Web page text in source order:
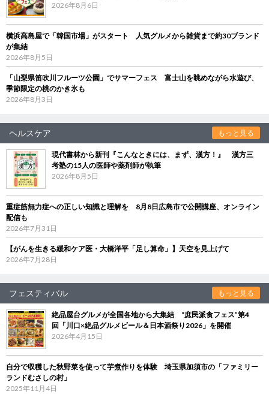
2026年8月6日
横浜高島屋で「韓国市場」がスタート 人気グルメから雑貨まで約30ブランド
が集結
2026年8月5日
「山梨県笛吹川フルーツ公園」でサマーフェス 富士山を眺めながら水遊び、
季節限定の桃のかき氷も
2026年8月3日
ヘルスケア もっと見る
現代書林から新刊『こんなときには、まず、漢方！』 漢方三
考塾の15人の医師や薬剤師が執筆
2026年8月5日
重症筋無力症への正しい知識と理解を 8月8日広島市で公開講座、オンライン
配信も
2026年7月31日
【がんを生きる緩和ケア医・大橋洋平「足し算命」】天空を見上げて
2026年7月28日
フェスティバル もっと見る
絶品屋台グルメが全国各地から大集結 “庶民派食フェス”第4
回「川口×絶品グルメビール＆日本酒祭り2026」を開催
2026年4月15日
自分で収穫した秋野菜を使って芋煮作りを体験 埼玉県加須市の「ファミリー
ランドむさしの村」
2025年11月4日